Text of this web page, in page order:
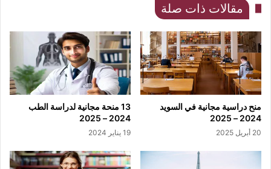
مقالات ذات صلة
منح دراسية مجانية في السويد
2024 – 2025
20 أبريل 2025
13 منحة مجانية لدراسة الطب
2024 – 2025
19 يناير 2024